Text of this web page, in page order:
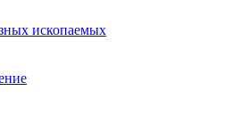
ископаемых